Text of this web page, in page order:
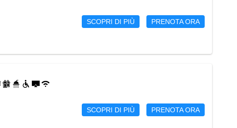
SCOPRI DI PIÙ PRENOTA ORA
SCOPRI DI PIÙ PRENOTA ORA